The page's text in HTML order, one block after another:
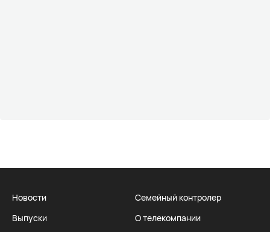
Новости
Выпуски
Семейный контролер
О телекомпании